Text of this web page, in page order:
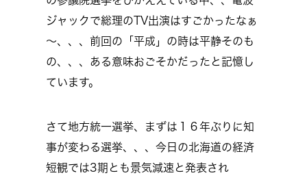
ジャックで総理のTV出演はすごかったなぁ
～、、、前回の「平成」の時は平静そのも
の、、、ある意味おごそかだったと記憶し
ています。
さて地方統一選挙、まずは１６年ぶりに知
事が変わる選挙、、、今日の北海道の経済
短観では3期とも景気減速と発表され